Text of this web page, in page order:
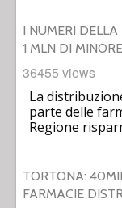
I NUMERI DELLA
1 MLN DI
36455 views
La
parte delle
Regione
TORTONA:
FARMACIE